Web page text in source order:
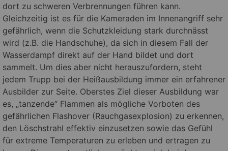
dort zu schweren Verbrennungen führen kann.
Gleichzeitig ist es für die Kameraden im Innenangriff sehr
gefährlich, wenn die Schutzkleidung stark durchnässt
wird (z.B. die Handschuhe), da sich in diesem Fall der
Wasserdampf direkt auf der Hand bildet und dort
sammelt. Um dies aber nicht herauszufordern, steht
jedem Trupp bei der Heißausbildung immer ein erfahrener
Ausbilder zur Seite. Oberstes Ziel dieser Ausbildung war
es, „tanzende“ Flammen als mögliche Vorboten des
gefährlichen Flashover (Rauchgasexplosion) zu erkennen,
den Löschstrahl effektiv einzusetzen sowie das Gefühl
für extreme Temperaturen zu erleben und ertragen zu